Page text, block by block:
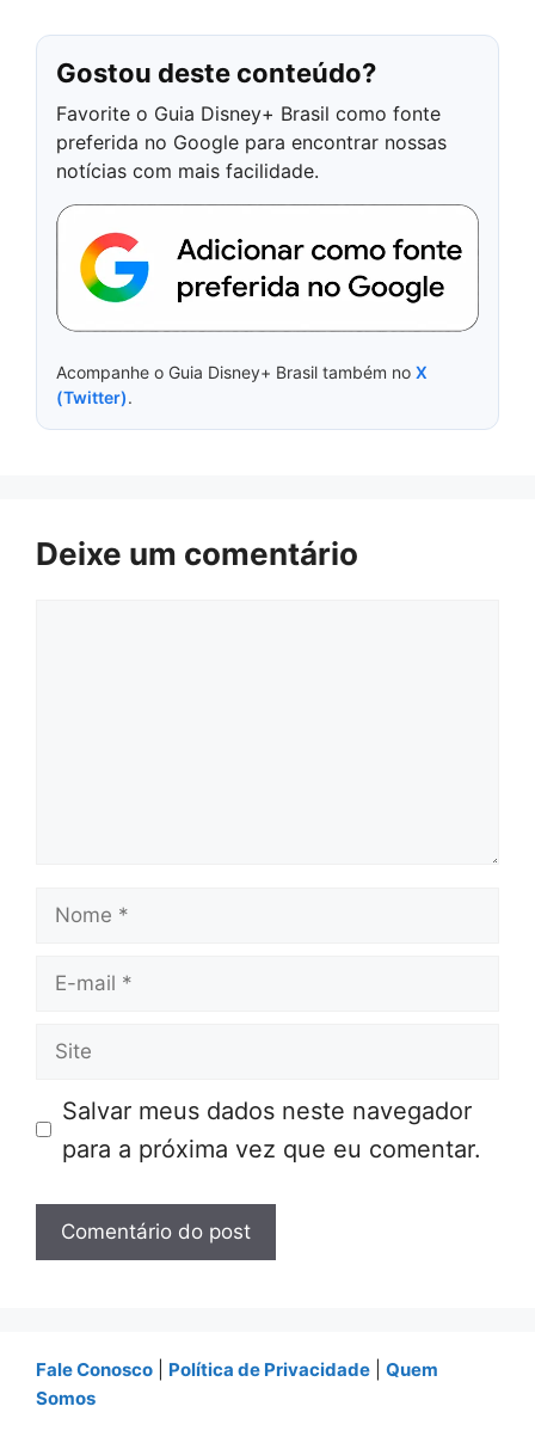
Gostou deste conteúdo?
Favorite o Guia Disney+ Brasil como fonte
preferida no Google para encontrar nossas
notícias com mais facilidade.
Acompanhe o Guia Disney+ Brasil também no X
(Twitter).
Deixe um comentário
Nome
E-
Site
Salvar meus dados neste navegador
para a próxima vez que eu comentar.
Fale Conosco Política de Privacidade
Quem
Somos